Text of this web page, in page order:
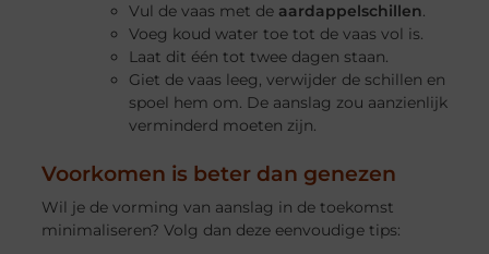
Vul de vaas met de aardappelschillen.
Voeg koud water toe tot de vaas vol is.
Laat dit één tot twee dagen staan.
Giet de vaas leeg, verwijder de schillen en
spoel hem om. De aanslag zou aanzienlijk
verminderd moeten zijn.
Voorkomen is beter dan genezen
Wil je de vorming van aanslag in de toekomst
minimaliseren? Volg dan deze eenvoudige tips: